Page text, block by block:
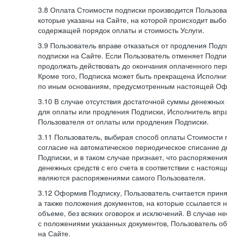
3.8 Оплата Стоимости подписки производится
которые указаны на Сайте, на которой происходит
содержащей порядок оплаты и стоимость Услуги.
3.9 Пользователь вправе отказаться от продления
подписки на Сайте. Если Пользователь отменяет
продолжать действовать до окончания оплаченного
Кроме того, Подписка может быть прекращена
по иным основаниям, предусмотренным настоящей
3.10 В случае отсутствия достаточной суммы денежных
для оплаты или продления Подписки, Исполнитель
Пользователя от оплаты или продления Подписки.
3.11 Пользователь, выбирая способ оплаты Стоимости
согласие на автоматическое периодическое списание
Подписки, и в таком случае признает, что
денежных средств с его счета в соответствии с
являются распоряжениями самого Пользователя.
3.12 Оформив Подписку, Пользователь считается
а также положения документов, на которые
объеме, без всяких оговорок и исключений. В случае
с положениями указанных документов, Пользователь
на Сайте.